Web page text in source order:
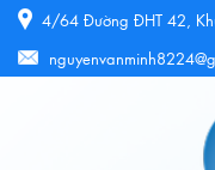
4/64 Đường ĐHT 42,